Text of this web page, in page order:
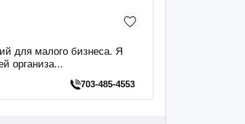
для малого бизнеса. Я
организа...
703-485-4553